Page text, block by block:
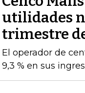
utilidades
trimestre
El operador de
9,3 % en sus